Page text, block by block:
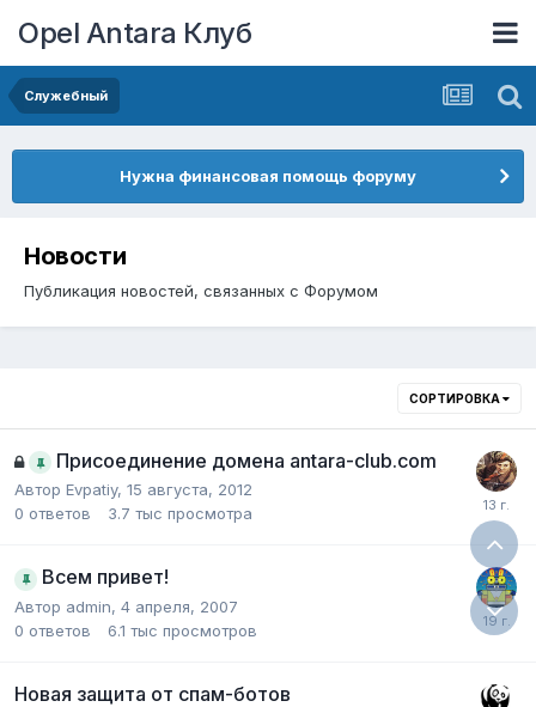
Opel Antara Клуб
Служебный
Нужна финансовая помощь форуму
Новости
Публикация новостей, связанных с Форумом
СОРТИРОВКА
Присоединение домена antara-club.com
Автор Evpatiy, 15 августа, 2012
0 ответов 3.7 тыс просмотра
Всем привет!
Автор admin, 4 апреля, 2007
0 ответов 6.1 тыс просмотров
Новая защита от спам-ботов